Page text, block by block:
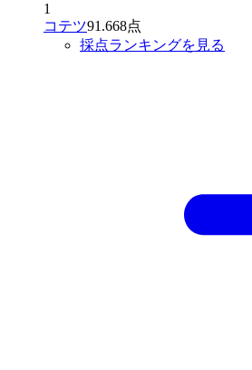
1
コテツ91.668点
採点ランキングを見る